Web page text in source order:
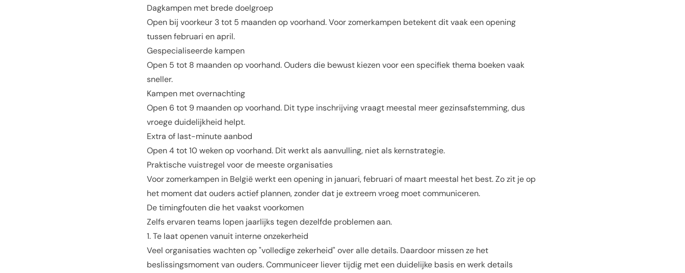
Dagkampen met brede doelgroep
Open bij voorkeur 3 tot 5 maanden op voorhand. Voor zomerkampen betekent dit vaak een opening
tussen februari en april.
Gespecialiseerde kampen
Open 5 tot 8 maanden op voorhand. Ouders die bewust kiezen voor een specifiek thema boeken vaak
sneller.
Kampen met overnachting
Open 6 tot 9 maanden op voorhand. Dit type inschrijving vraagt meestal meer gezinsafstemming, dus
vroege duidelijkheid helpt.
Extra of last-minute aanbod
Open 4 tot 10 weken op voorhand. Dit werkt als aanvulling, niet als kernstrategie.
Praktische vuistregel voor de meeste organisaties
Voor zomerkampen in België werkt een opening in januari, februari of maart meestal het best. Zo zit je op
het moment dat ouders actief plannen, zonder dat je extreem vroeg moet communiceren.
De timingfouten die het vaakst voorkomen
Zelfs ervaren teams lopen jaarlijks tegen dezelfde problemen aan.
1. Te laat openen vanuit interne onzekerheid
Veel organisaties wachten op "volledige zekerheid" over alle details. Daardoor missen ze het
beslissingsmoment van ouders. Communiceer liever tijdig met een duidelijke basis en werk details